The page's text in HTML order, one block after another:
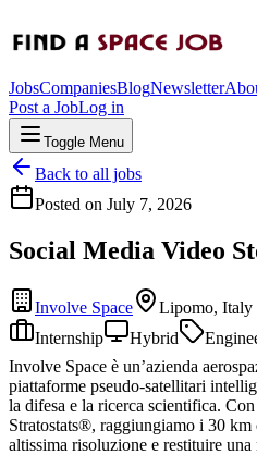
JobsCompaniesBlogNewsletter
Post a JobLog in
Toggle Menu
Back to all jobs
Posted on July 7, 2026
Social Media Video
Involve Space
Lipomo, Italy
Internship
Hybrid
Involve Space è un’azienda
piattaforme pseudo-satellitari
la difesa e la ricerca scientifica.
Stratostats®, raggiungiamo i 30 km
altissima risoluzione e restituire